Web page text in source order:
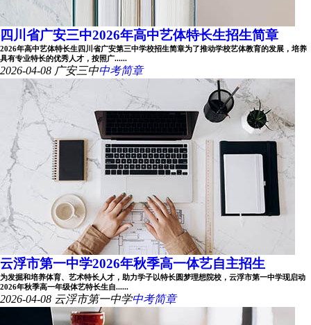
四川省广安三中2026年高中艺体特长生招生简章
2026年高中艺体特长生四川省广安第三中学校招生简章为了推动学校艺体教育的发展，培养
具有专业特长的优秀人才，按照广......
2026-04-08 广安三中中考简章
云浮市第一中学2026年秋季高一体艺自主招生
为发掘和培养体育、艺术特长人才，助力学子以特长圆梦理想院校，云浮市第一中学现启动
2026年秋季高一年级体艺特长生自......
2026-04-08 云浮市第一中学中考简章